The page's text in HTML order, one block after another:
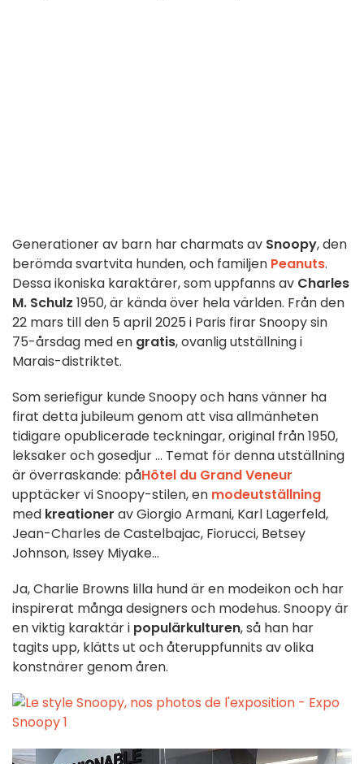
Generationer av barn har charmats av Snoopy, den
berömda svartvita hunden, och familjen Peanuts.
Dessa ikoniska karaktärer, som uppfanns av Charles
M. Schulz 1950, är kända över hela världen. Från den
22 mars till den 5 april 2025 i Paris firar Snoopy sin
75-årsdag med en gratis, ovanlig utställning i
Marais-distriktet.
Som seriefigur kunde Snoopy och hans vänner ha
firat detta jubileum genom att visa allmänheten
tidigare opublicerade teckningar, original från 1950,
leksaker och gosedjur ... Temat för denna utställning
är överraskande: påHôtel du Grand Veneur
upptäcker vi Snoopy-stilen, en modeutställning
med kreationer av Giorgio Armani, Karl Lagerfeld,
Jean-Charles de Castelbajac, Fiorucci, Betsey
Johnson, Issey Miyake...
Ja, Charlie Browns lilla hund är en modeikon och har
inspirerat många designers och modehus. Snoopy är
en viktig karaktär i populärkulturen, så han har
tagits upp, klätts ut och återuppfunnits av olika
konstnärer genom åren.